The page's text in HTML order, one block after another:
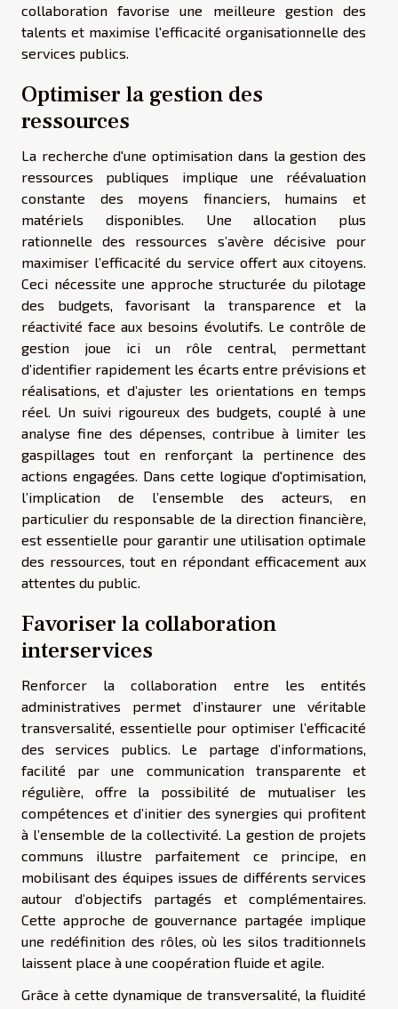
collaboration favorise une meilleure gestion des
talents et maximise l'efficacité organisationnelle des
services publics.
Optimiser la gestion des
ressources
La recherche d'une optimisation dans la gestion des
ressources publiques implique une réévaluation
constante des moyens financiers, humains et
matériels disponibles. Une allocation plus
rationnelle des ressources s’avère décisive pour
maximiser l’efficacité du service offert aux citoyens.
Ceci nécessite une approche structurée du pilotage
des budgets, favorisant la transparence et la
réactivité face aux besoins évolutifs. Le contrôle de
gestion joue ici un rôle central, permettant
d’identifier rapidement les écarts entre prévisions et
réalisations, et d’ajuster les orientations en temps
réel. Un suivi rigoureux des budgets, couplé à une
analyse fine des dépenses, contribue à limiter les
gaspillages tout en renforçant la pertinence des
actions engagées. Dans cette logique d'optimisation,
l’implication de l’ensemble des acteurs, en
particulier du responsable de la direction financière,
est essentielle pour garantir une utilisation optimale
des ressources, tout en répondant efficacement aux
attentes du public.
Favoriser la collaboration
interservices
Renforcer la collaboration entre les entités
administratives permet d’instaurer une véritable
transversalité, essentielle pour optimiser l’efficacité
des services publics. Le partage d’informations,
facilité par une communication transparente et
régulière, offre la possibilité de mutualiser les
compétences et d’initier des synergies qui profitent
à l’ensemble de la collectivité. La gestion de projets
communs illustre parfaitement ce principe, en
mobilisant des équipes issues de différents services
autour d’objectifs partagés et complémentaires.
Cette approche de gouvernance partagée implique
une redéfinition des rôles, où les silos traditionnels
laissent place à une coopération fluide et agile.
Grâce à cette dynamique de transversalité, la fluidité